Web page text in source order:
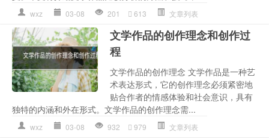
wxz 03-08 201 613 文章列表
文学作品的创作理念和创作过
程
文学作品的创作理念 文学作品是一种艺
术表达形式，它的创作理念必须紧密地
贴合作者的情感体验和社会意识，具有
独特的内涵和外在形式。文学作品的创作理念需...
wxz 03-08 932 979 文章列表